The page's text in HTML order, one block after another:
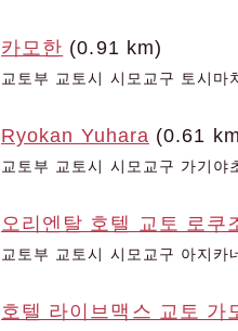
카모한 (0.91 km)
교토부 교토시 시모교구 토시마
Ryokan Yuhara (0.61
교토부 교토시 시모교구 가기야
오리엔탈 호텔 교토 로쿠
교토부 교토시 시모교구 아지카
호텔 라이브맥스 교토 가